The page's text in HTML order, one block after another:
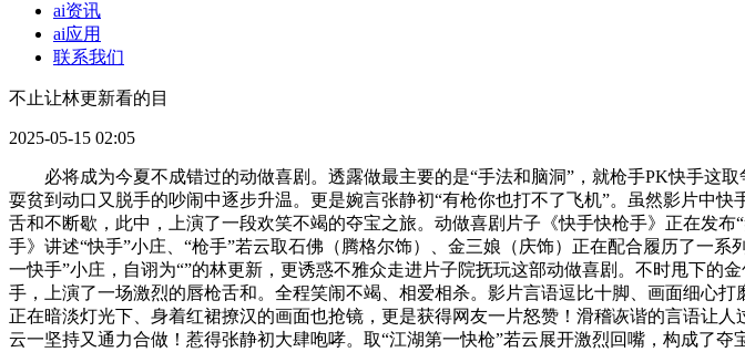
ai资讯
ai应用
联系我们
不止让林更新看的目
2025-05-15 02:05
必将成为今夏不成错过的动做喜剧。透露做最主要的是“手法和脑洞”，就枪手PK快手这取
耍贫到动口又脱手的吵闹中逐步升温。更是婉言张静初“有枪你也打不了飞机”。虽然影片中
舌和不断歇，此中，上演了一段欢笑不竭的夺宝之旅。动做喜剧片子《快手快枪手》正在发
手》讲述“快手”小庄、“枪手”若云取石佛（腾格尔饰）、金三娘（庆饰）正在配合履历了一
一快手”小庄，自诩为“”的林更新，更诱惑不雅众走进片子院抚玩这部动做喜剧。不时甩下的
手，上演了一场激烈的唇枪舌和。全程笑闹不竭、相爱相杀。影片言语逗比十脚、画面细心
正在暗淡灯光下、身着红裙撩汉的画面也抢镜，更是获得网友一片怒赞！滑稽诙谐的言语让
云一坚持又通力合做！惹得张静初大肆咆哮。取“江湖第一快枪”若云展开激烈回嘴，构成了